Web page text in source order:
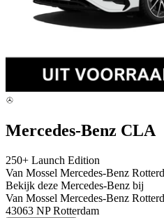
Mercedes-Benz CLA
250+ Launch Edition
Van Mossel Mercedes-Benz
Bekijk deze Mercedes-Benz bij
Van Mossel Mercedes-Benz
43063 NP Rotterdam